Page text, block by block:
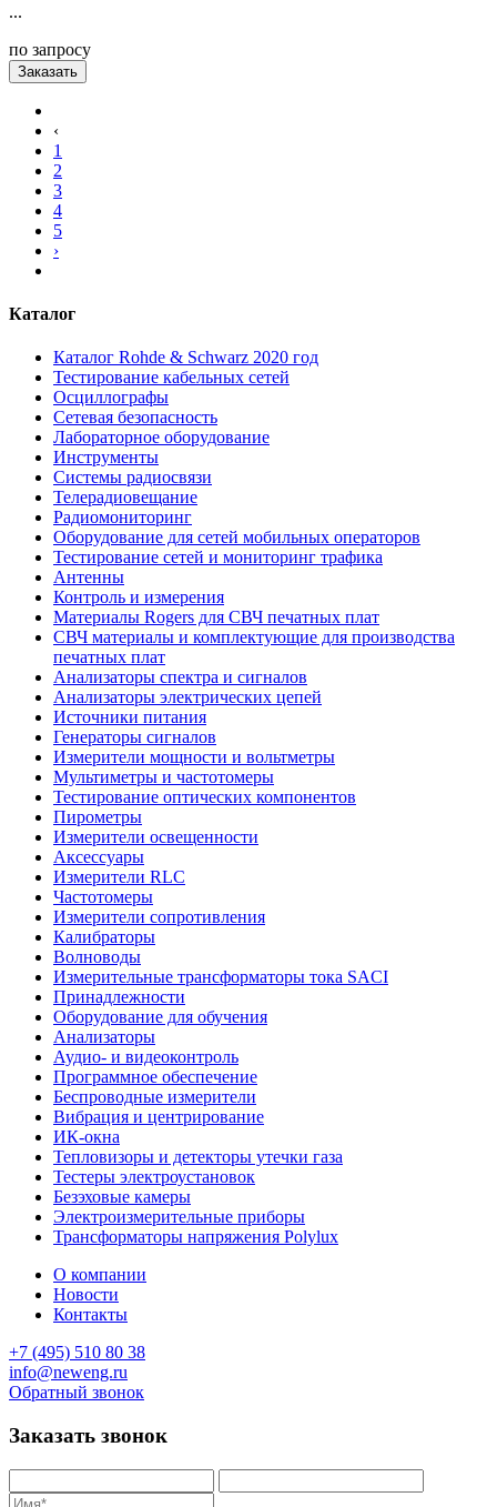
...
по запросу
Заказать
‹
1
2
3
4
5
›
Каталог
Каталог Rohde & Schwarz 2020 год
Тестирование кабельных сетей
Осциллографы
Сетевая безопасность
Лабораторное оборудование
Инструменты
Системы радиосвязи
Телерадиовещание
Радиомониторинг
Оборудование для сетей мобильных операторов
Тестирование сетей и мониторинг трафика
Антенны
Контроль и измерения
Материалы Rogers для СВЧ печатных плат
СВЧ материалы и комплектующие для производства
печатных плат
Анализаторы спектра и сигналов
Анализаторы электрических цепей
Источники питания
Генераторы сигналов
Измерители мощности и вольтметры
Мультиметры и частотомеры
Тестирование оптических компонентов
Пирометры
Измерители освещенности
Аксессуары
Измерители RLC
Частотомеры
Измерители сопротивления
Калибраторы
Волноводы
Измерительные трансформаторы тока SACI
Принадлежности
Оборудование для обучения
Анализаторы
Аудио- и видеоконтроль
Программное обеспечение
Беспроводные измерители
Вибрация и центрирование
ИК-окна
Тепловизоры и детекторы утечки газа
Тестеры электроустановок
Безэховые камеры
Электроизмерительные приборы
Трансформаторы напряжения Polylux
О компании
Новости
Контакты
+7 (495) 510 80 38
info@neweng.ru
Обратный звонок
Заказать звонок